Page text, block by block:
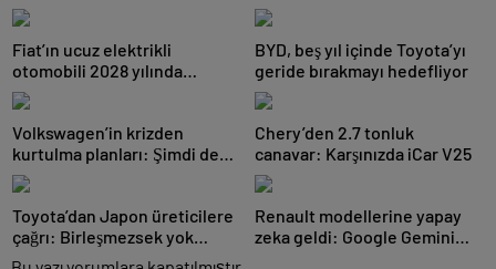
Fiat’ın ucuz elektrikli
otomobili 2028 yılında
yollarda olacak
BYD, beş yıl içinde Toyota’yı
geride bırakmayı hedefliyor
Volkswagen’in krizden
kurtulma planları: Şimdi de
Orta Asya pazarına açılacak
Chery’den 2.7 tonluk
canavar: Karşınızda iCar V25
Toyota’dan Japon üreticilere
çağrı: Birleşmezsek yok
olacağız
Renault modellerine yapay
zeka geldi: Google Gemini